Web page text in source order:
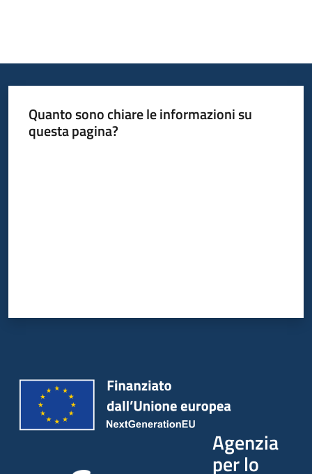
Quanto sono chiare le informazioni su
questa pagina?
Agenzia
per lo